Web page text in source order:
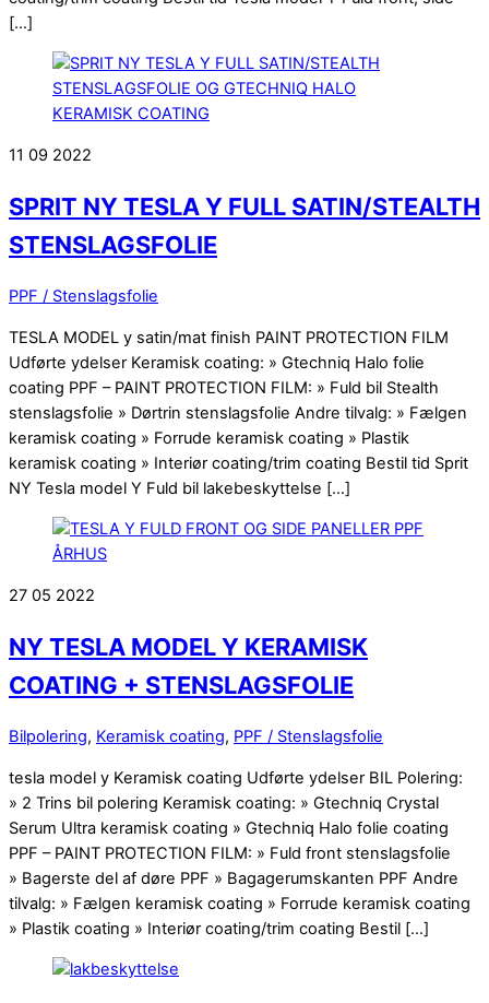
[…]
11 09 2022
SPRIT NY TESLA Y FULL SATIN/STEALTH
STENSLAGSFOLIE
PPF / Stenslagsfolie
TESLA MODEL y satin/mat finish PAINT PROTECTION FILM
Udførte ydelser Keramisk coating: » Gtechniq Halo folie
coating PPF – PAINT PROTECTION FILM: » Fuld bil Stealth
stenslagsfolie » Dørtrin stenslagsfolie Andre tilvalg: » Fælgen
keramisk coating » Forrude keramisk coating » Plastik
keramisk coating » Interiør coating/trim coating Bestil tid Sprit
NY Tesla model Y Fuld bil lakebeskyttelse […]
27 05 2022
NY TESLA MODEL Y KERAMISK
COATING + STENSLAGSFOLIE
Bilpolering, Keramisk coating, PPF / Stenslagsfolie
tesla model y Keramisk coating Udførte ydelser BIL Polering:
» 2 Trins bil polering Keramisk coating: » Gtechniq Crystal
Serum Ultra keramisk coating » Gtechniq Halo folie coating
PPF – PAINT PROTECTION FILM: » Fuld front stenslagsfolie
» Bagerste del af døre PPF » Bagagerumskanten PPF Andre
tilvalg: » Fælgen keramisk coating » Forrude keramisk coating
» Plastik coating » Interiør coating/trim coating Bestil […]